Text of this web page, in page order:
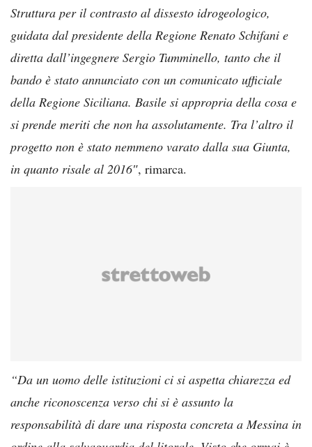
Struttura per il contrasto al dissesto idrogeologico,
guidata dal presidente della Regione Renato Schifani e
diretta dall’ingegnere Sergio Tumminello, tanto che il
bando è stato annunciato con un comunicato ufficiale
della Regione Siciliana. Basile si appropria della cosa e
si prende meriti che non ha assolutamente. Tra l’altro il
progetto non è stato nemmeno varato dalla sua Giunta,
in quanto risale al 2016″, rimarca.
“Da un uomo delle istituzioni ci si aspetta chiarezza ed
anche riconoscenza verso chi si è assunto la
responsabilità di dare una risposta concreta a Messina in